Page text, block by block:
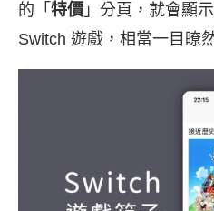
的「 特價 」分頁，就會顯
Switch 遊戲，相當一目瞭